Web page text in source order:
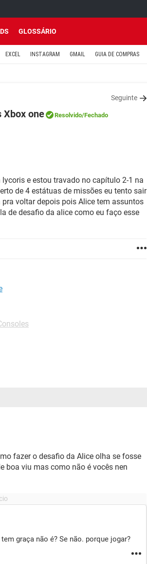
GLOSSÁRIO
EXCEL INSTAGRAM GMAIL GUIA DE COMPRAS
Seguinte
Xbox one Resolvido/Fechado
e estou travado no capítulo 2-1 na
de 4 estátuas de missões eu tento sair
voltar depois pois Alice tem assuntos
de desafio da alice como eu faço esse
fazer o desafio da Alice olha se fosse
boa viu mas como não é vocês nen
graça não é? Se não. porque jogar?